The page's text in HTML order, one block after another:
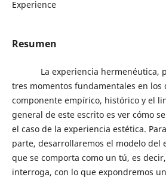
Experience
Resumen
La experiencia hermenéutica,
tres momentos fundamentales en los
componente empírico, histórico y el
general de este escrito es ver cómo
el caso de la experiencia estética.
parte, desarrollaremos el modelo del
que se comporta como un tú, es
interroga, con lo que expondremos